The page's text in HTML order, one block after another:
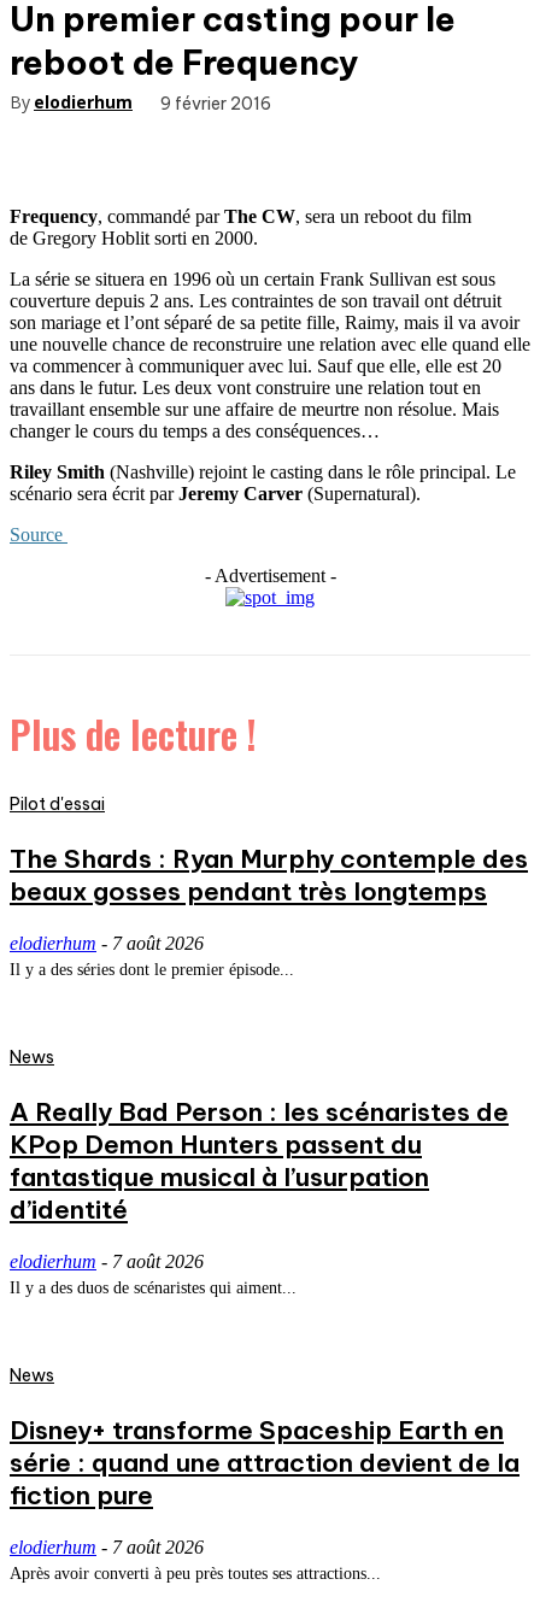
Un premier casting pour le
reboot de Frequency
By elodierhum 9 février 2016
Frequency, commandé parThe CW, sera un reboot du film
de Gregory Hoblit sorti en 2000.
La série se situera en 1996 où un certain Frank Sullivan est sous
couverture depuis 2 ans. Les contraintes de son travail ont détruit
son mariage et l’ont séparé de sa petite fille, Raimy, mais il va avoir
une nouvelle chance de reconstruire une relation avec elle quand elle
va commencer à communiquer avec lui. Sauf que elle, elle est 20
ans dans le futur. Les deux vont construire une relation tout en
travaillant ensemble sur une affaire de meurtre non résolue. Mais
changer le cours du temps a des conséquences…
Riley Smith (Nashville) rejoint le casting dans le rôle principal. Le
scénario sera écrit parJeremy Carver (Supernatural).
Source
- Advertisement -
Plus de lecture !
Pilot d'essai
The Shards : Ryan Murphy contemple des
beaux gosses pendant très longtemps
elodierhum - 7 août 2026
Il y a des séries dont le premier épisode...
News
A Really Bad Person : les scénaristes de
KPop Demon Hunters passent du
fantastique musical à l’usurpation
d’identité
elodierhum - 7 août 2026
Il y a des duos de scénaristes qui aiment...
News
Disney+ transforme Spaceship Earth en
série : quand une attraction devient de la
fiction pure
elodierhum - 7 août 2026
Après avoir converti à peu près toutes ses attractions...